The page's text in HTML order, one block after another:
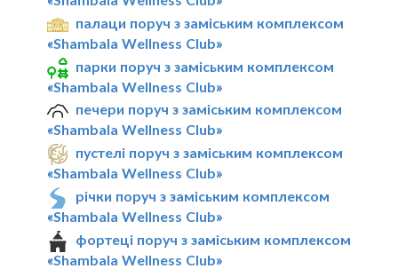
палаци поруч з заміським комплексом
«Shambala Wellness Club»
парки поруч з заміським комплексом
«Shambala Wellness Club»
печери поруч з заміським комплексом
«Shambala Wellness Club»
пустелі поруч з заміським комплексом
«Shambala Wellness Club»
річки поруч з заміським комплексом
«Shambala Wellness Club»
фортеці поруч з заміським комплексом
«Shambala Wellness Club»